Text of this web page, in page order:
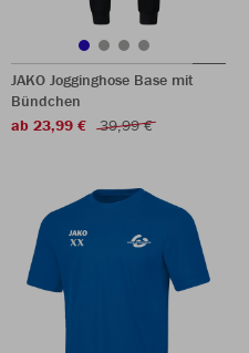
JAKO Jogginghose Base mit
Bündchen
ab 23,99 €
39,99 €